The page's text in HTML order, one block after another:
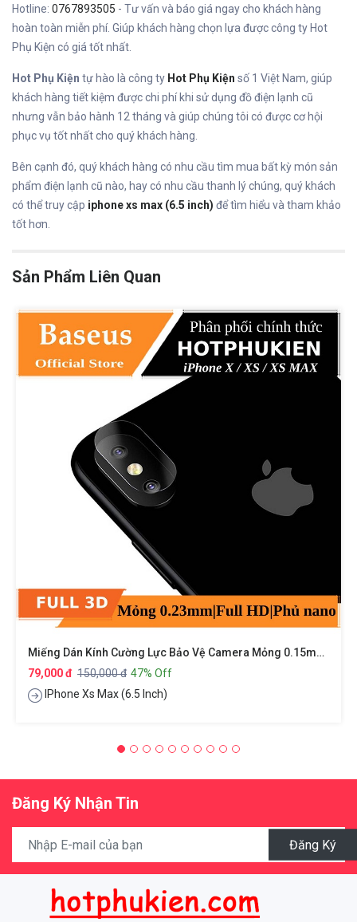
Hotline: 0767893505 - Tư vấn và báo giá ngay cho khách hàng
hoàn toàn miễn phí. Giúp khách hàng chọn lựa được công ty Hot
Phụ Kiện có giá tốt nhất.
Hot Phụ Kiện tự hào là công ty Hot Phụ Kiện số 1 Việt Nam, giúp
khách hàng tiết kiệm được chi phí khi sử dụng đồ điện lạnh cũ
nhưng vẫn bảo hành 12 tháng và giúp chúng tôi có được cơ hội
phục vụ tốt nhất cho quý khách hàng.
Bên cạnh đó, quý khách hàng có nhu cầu tìm mua bất kỳ món sản
phẩm điện lạnh cũ nào, hay có nhu cầu thanh lý chúng, quý khách
có thể truy cập iphone xs max (6.5 inch) để tìm hiểu và tham khảo
tốt hơn.
Sản Phẩm Liên Quan
Miếng Dán Kính Cường Lực Bảo Vệ Camera Mỏng 0.15mm Cho IPhone Xs Max Hiệu BASEUS
79,000 đ 150,000 đ 47% Off
IPhone Xs Max (6.5 Inch)
Đăng Ký Nhận Tin
Đăng Ký